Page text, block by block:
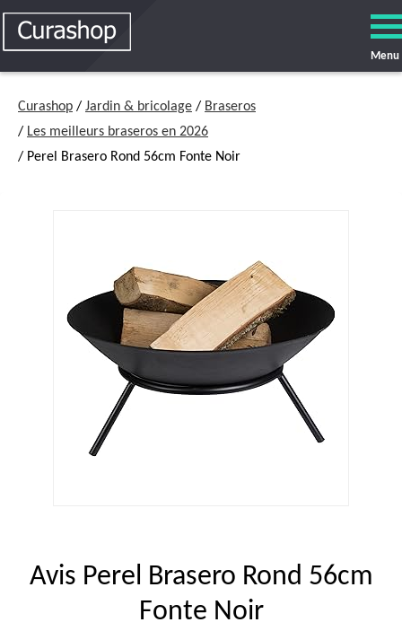
Menu
Curashop / Jardin & bricolage / Braseros
/ Les meilleurs braseros en 2026
/ Perel Brasero Rond 56cm Fonte Noir
Avis Perel Brasero Rond 56cm
Fonte Noir